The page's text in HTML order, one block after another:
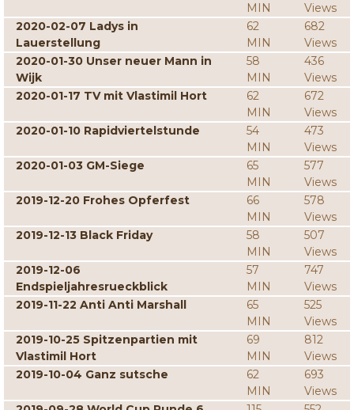
MIN
Views
2020-02-07 Ladys in
Lauerstellung
62
MIN
682
Views
2020-01-30 Unser neuer Mann in
Wijk
58
MIN
436
Views
2020-01-17 TV mit Vlastimil Hort
62
MIN
672
Views
2020-01-10 Rapidviertelstunde
54
MIN
473
Views
2020-01-03 GM-Siege
65
MIN
577
Views
2019-12-20 Frohes Opferfest
66
MIN
578
Views
2019-12-13 Black Friday
58
MIN
507
Views
2019-12-06
Endspieljahresrueckblick
57
MIN
747
Views
2019-11-22 Anti Anti Marshall
65
MIN
525
Views
2019-10-25 Spitzenpartien mit
Vlastimil Hort
69
MIN
812
Views
2019-10-04 Ganz sutsche
62
MIN
693
Views